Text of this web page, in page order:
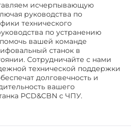
исчерпывающую
руководства по
технического
по устранению
вашей команде
станок в
Сотрудничайте с нами
технической поддержки
долговечность и
вашего
PCD&CBN с ЧПУ.